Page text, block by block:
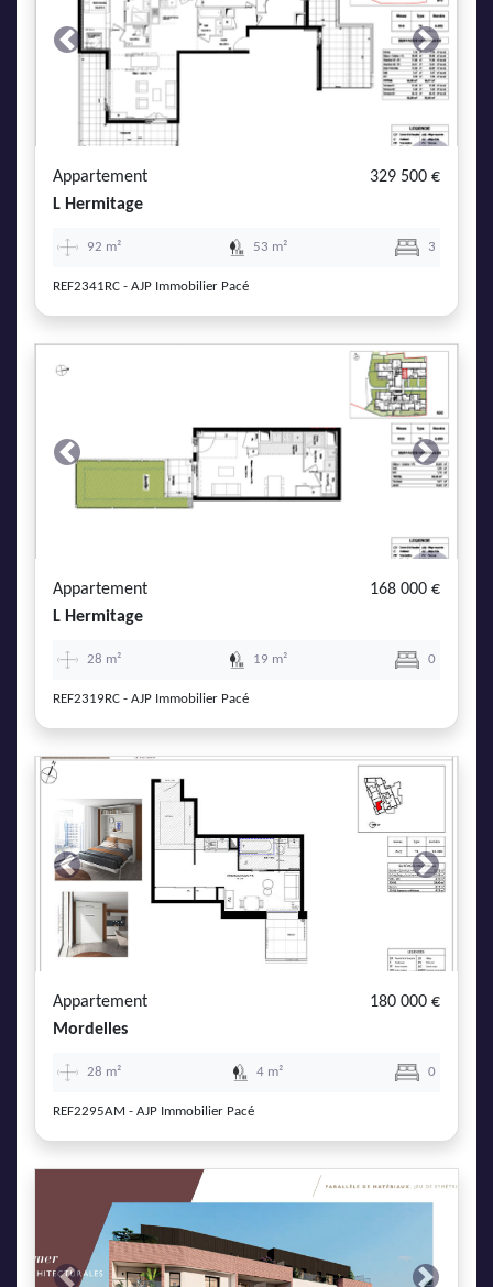
Previous Next
Appartement
329 500 €
L Hermitage
92 m² 53 m² 3
REF2341RC - AJP Immobilier Pacé
Previous Next
Appartement
168 000 €
L Hermitage
28 m² 19 m² 0
REF2319RC - AJP Immobilier Pacé
Previous Next
Appartement
180 000 €
Mordelles
28 m² 4 m² 0
REF2295AM - AJP Immobilier Pacé